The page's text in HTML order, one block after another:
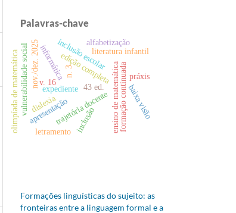
Palavras-chave
edição completa
v. 16
n. 3
nov./dez. 2025 43 ed.
expediente
apresentação ensino de matemática
trajetória docente
olimpíada de matemática formação continuada
inclusão escolar
baixa visão
literatura infantil
inclusão
alfabetização
letramento
informática
vulnerabilidade social práxis
dislexia
Formações linguísticas do sujeito: as
fronteiras entre a linguagem formal e a